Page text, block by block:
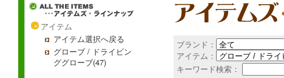
アイテム
アイテム選択へ戻る
グローブ / ドライビン
ググローブ(47)
ブランド：
アイテム：
キーワード検索：